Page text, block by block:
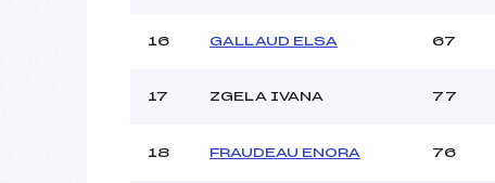
16 GALLAUD ELSA 67
17 ZGELA IVANA 77
18 FRAUDEAU ENORA 76